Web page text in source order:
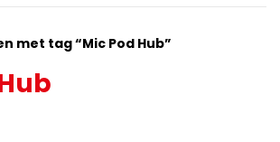
met tag “Mic Pod Hub”